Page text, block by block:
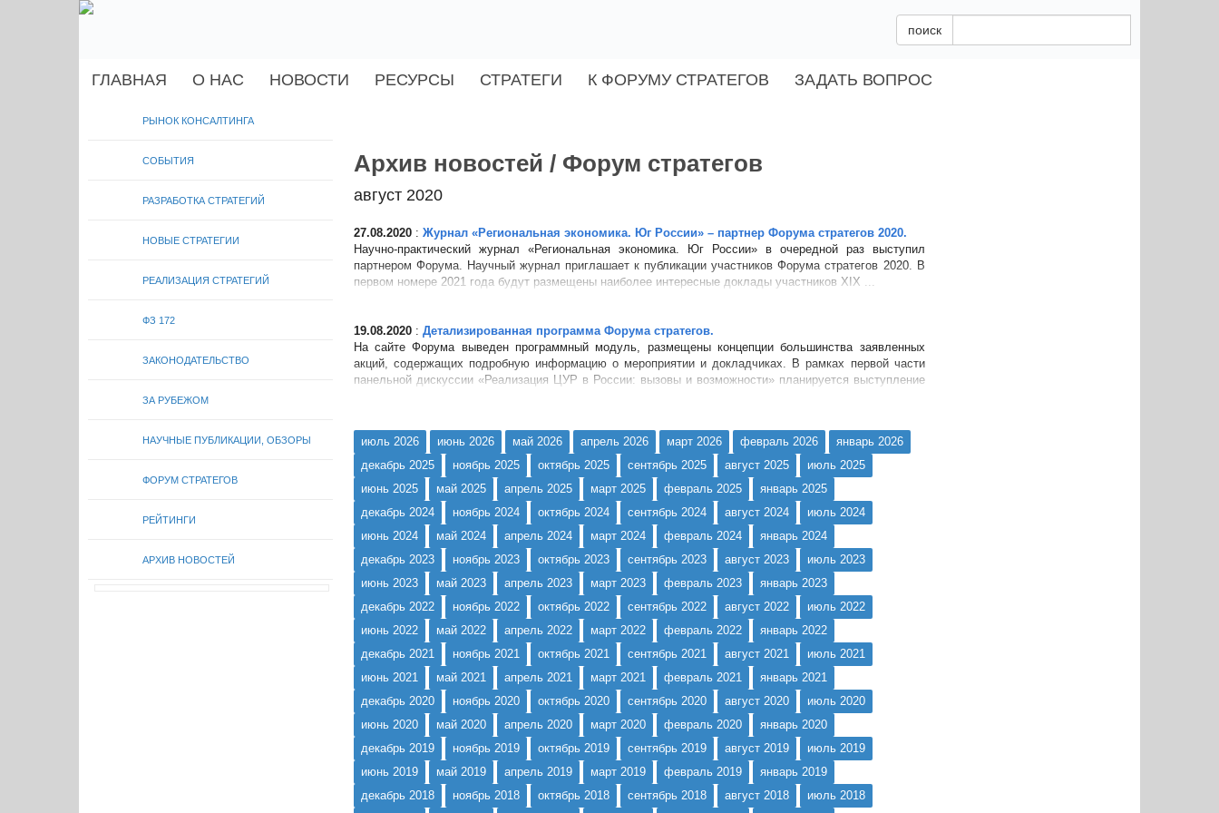
поиск
ГЛАВНАЯ О НАС НОВОСТИ РЕСУРСЫ СТРАТЕГИ К ФОРУМУ СТРАТЕГОВ ЗАДАТЬ ВОПРОС
РЫНОК КОНСАЛТИНГА
СОБЫТИЯ
РАЗРАБОТКА СТРАТЕГИЙ
НОВЫЕ СТРАТЕГИИ
РЕАЛИЗАЦИЯ СТРАТЕГИЙ
ФЗ 172
ЗАКОНОДАТЕЛЬСТВО
ЗА РУБЕЖОМ
НАУЧНЫЕ ПУБЛИКАЦИИ, ОБЗОРЫ
ФОРУМ СТРАТЕГОВ
РЕЙТИНГИ
АРХИВ НОВОСТЕЙ
Архив новостей / Форум стратегов
август 2020
27.08.2020: Журнал «Региональная экономика. Юг России» – партнер Форума стратегов 2020.
Научно-практический журнал «Региональная экономика. Юг России» в очередной раз выступил
партнером Форума. Научный журнал приглашает к публикации участников Форума стратегов 2020. В
первом номере 2021 года будут размещены наиболее интересные доклады участников XIX ...
19.08.2020: Детализированная программа Форума стратегов.
На сайте Форума выведен программный модуль, размещены концепции большинства заявленных
акций, содержащих подробную информацию о мероприятии и докладчиках. В рамках первой части
панельной дискуссии «Реализация ЦУР в России: вызовы и возможности» планируется выступление
июль 2026 июнь 2026 май 2026 апрель 2026 март 2026 февраль 2026
январь 2026
декабрь 2025
ноябрь 2025 октябрь 2025 сентябрь 2025 август 2025
июль 2025
июнь 2025
май 2025 апрель 2025 март 2025 февраль 2025
январь 2025
декабрь 2024
ноябрь 2024 октябрь 2024 сентябрь 2024 август 2024
июль 2024
июнь 2024
май 2024 апрель 2024 март 2024 февраль 2024
январь 2024
декабрь 2023
ноябрь 2023 октябрь 2023 сентябрь 2023 август 2023
июль 2023
июнь 2023
май 2023 апрель 2023 март 2023 февраль 2023
январь 2023
декабрь 2022
ноябрь 2022 октябрь 2022 сентябрь 2022 август 2022
июль 2022
июнь 2022
май 2022 апрель 2022 март 2022 февраль 2022
январь 2022
декабрь 2021
ноябрь 2021 октябрь 2021 сентябрь 2021 август 2021
июль 2021
июнь 2021
май 2021 апрель 2021 март 2021 февраль 2021
январь 2021
декабрь 2020
ноябрь 2020 октябрь 2020 сентябрь 2020 август 2020
июль 2020
июнь 2020
май 2020 апрель 2020 март 2020 февраль 2020
январь 2020
декабрь 2019
ноябрь 2019 октябрь 2019 сентябрь 2019 август 2019
июль 2019
июнь 2019
май 2019 апрель 2019 март 2019 февраль 2019
январь 2019
декабрь 2018
ноябрь 2018 октябрь 2018 сентябрь 2018 август 2018
июль 2018